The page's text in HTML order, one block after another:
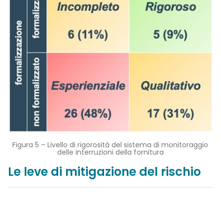
Figura 5 – Livello di rigorosità del sistema di monitoraggio
delle interruzioni della fornitura
Le leve di mitigazione del rischio